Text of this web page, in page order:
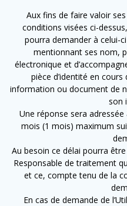
Aux fins de faire valoir
conditions visées ci-
pourra demander à celui-
mentionnant ses nom,
électronique et
pièce d’identité en
information ou document de
son
Une réponse sera adressée
mois (1 mois) maximum
Au besoin ce délai pourra
Responsable de traitement
et ce, compte tenu de la
En cas de demande de